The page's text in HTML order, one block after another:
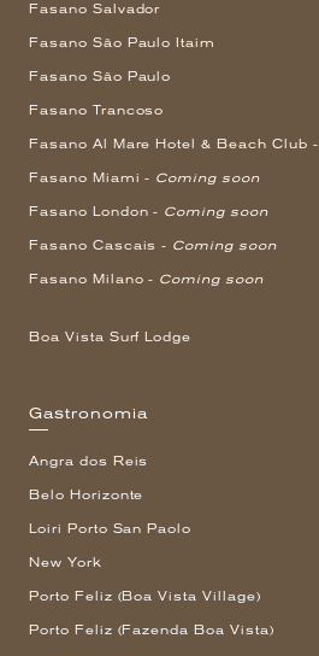
Fasano Salvador
Fasano São Paulo Itaim
Fasano São Paulo
Fasano Trancoso
Fasano Al Mare Hotel & Beach Club -
Fasano Miami - Coming soon
Fasano London - Coming soon
Fasano Cascais - Coming soon
Fasano Milano - Coming soon
Boa Vista Surf Lodge
Gastronomia
Angra dos Reis
Belo Horizonte
Loiri Porto San Paolo
New York
Porto Feliz (Boa Vista Village)
Porto Feliz (Fazenda Boa Vista)